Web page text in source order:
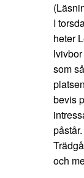
I
heter
som
bevis
och